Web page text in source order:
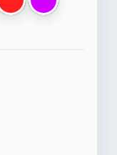
флуоресцентный
красныйпурпурный